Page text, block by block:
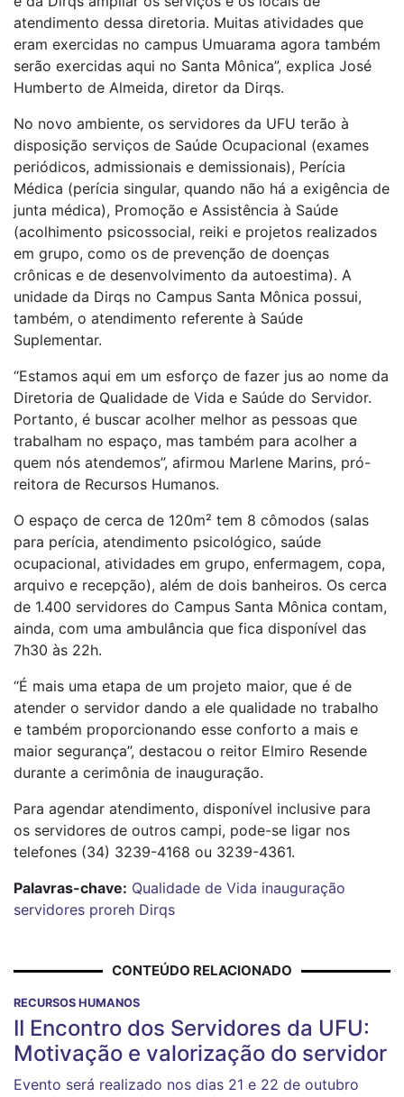
atendimento dessa diretoria. Muitas atividades que
eram exercidas no campus Umuarama agora também
serão exercidas aqui no Santa Mônica”, explica José
Humberto de Almeida, diretor da Dirqs.
No novo ambiente, os servidores da UFU terão à
disposição serviços de Saúde Ocupacional (exames
periódicos, admissionais e demissionais), Perícia
Médica (perícia singular, quando não há a exigência de
junta médica), Promoção e Assistência à Saúde
(acolhimento psicossocial, reiki e projetos realizados
em grupo, como os de prevenção de doenças
crônicas e de desenvolvimento da autoestima). A
unidade da Dirqs no Campus Santa Mônica possui,
também, o atendimento referente à Saúde
Suplementar.
“Estamos aqui em um esforço de fazer jus ao nome da
Diretoria de Qualidade de Vida e Saúde do Servidor.
Portanto, é buscar acolher melhor as pessoas que
trabalham no espaço, mas também para acolher a
quem nós atendemos”, afirmou Marlene Marins, pró-
reitora de Recursos Humanos.
O espaço de cerca de 120m² tem 8 cômodos (salas
para perícia, atendimento psicológico, saúde
ocupacional, atividades em grupo, enfermagem, copa,
arquivo e recepção), além de dois banheiros. Os cerca
de 1.400 servidores do Campus Santa Mônica contam,
ainda, com uma ambulância que fica disponível das
7h30 às 22h.
“É mais uma etapa de um projeto maior, que é de
atender o servidor dando a ele qualidade no trabalho
e também proporcionando esse conforto a mais e
maior segurança”, destacou o reitor Elmiro Resende
durante a cerimônia de inauguração.
Para agendar atendimento, disponível inclusive para
os servidores de outros campi, pode-se ligar nos
telefones (34) 3239-4168 ou 3239-4361.
Palavras-chave: Qualidade de Vida inauguração
servidores proreh Dirqs
CONTEÚDO RELACIONADO
RECURSOS HUMANOS
II Encontro dos Servidores da UFU:
Motivação e valorização do servidor
Evento será realizado nos dias 21 e 22 de outubro